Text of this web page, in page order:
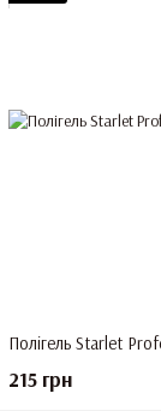
Полігель Starlet
215 грн